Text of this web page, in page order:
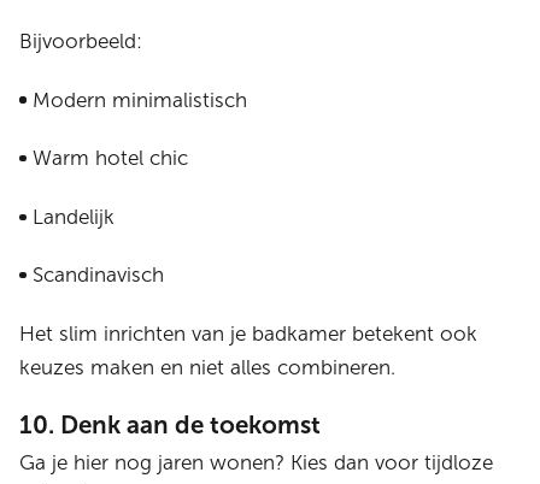
Bijvoorbeeld:
Modern minimalistisch
Warm hotel chic
Landelijk
Scandinavisch
Het slim inrichten van je badkamer betekent ook
keuzes maken en niet alles combineren.
10. Denk aan de toekomst
Ga je hier nog jaren wonen? Kies dan voor tijdloze